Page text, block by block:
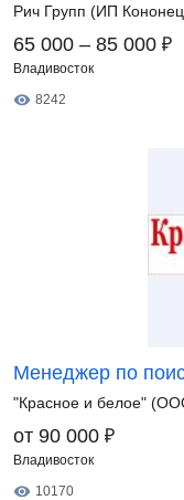
Рич Групп (ИП
65 000 – 85 000 ₽
Владивосток
8242
Менеджер по
"Красное и белое"
от 90 000 ₽
Владивосток
10170